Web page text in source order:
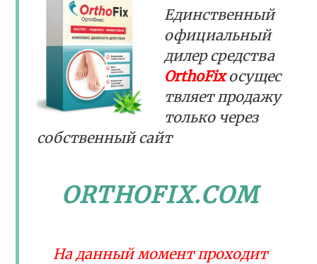
Единственный
официальный
дилер средства
OrthoFixосущес
твляет продажу
только через
собственный сайт
ORTHOFIX.COM
На данный момент проходит